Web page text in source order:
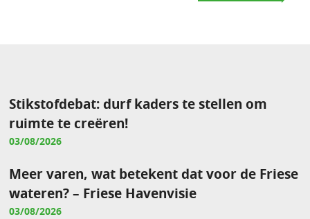
Stikstofdebat: durf kaders te stellen om
ruimte te creëren!
03/08/2026
Meer varen, wat betekent dat voor de Friese
wateren? – Friese Havenvisie
03/08/2026